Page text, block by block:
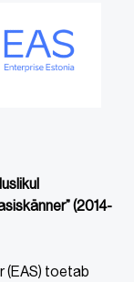
(2014-
(EAS) toetab